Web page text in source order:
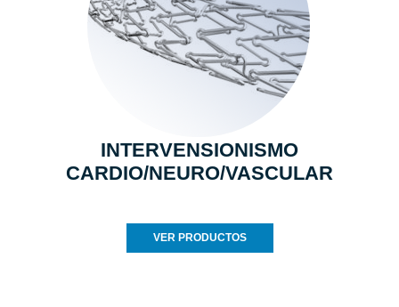
INTERVENSIONISMO
CARDIO/NEURO/VASCULAR
VER PRODUCTOS